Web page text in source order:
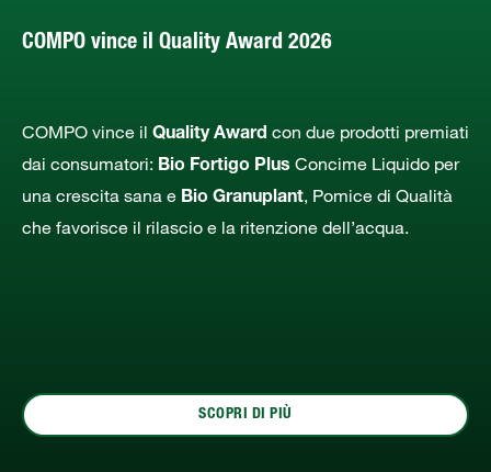
COMPO vince il Quality Award 2026
COMPO vince il Quality Award con due prodotti premiati
dai consumatori: Bio Fortigo Plus Concime Liquido per
una crescita sana e Bio Granuplant, Pomice di Qualità
che favorisce il rilascio e la ritenzione dell’acqua.
SCOPRI DI PIÙ